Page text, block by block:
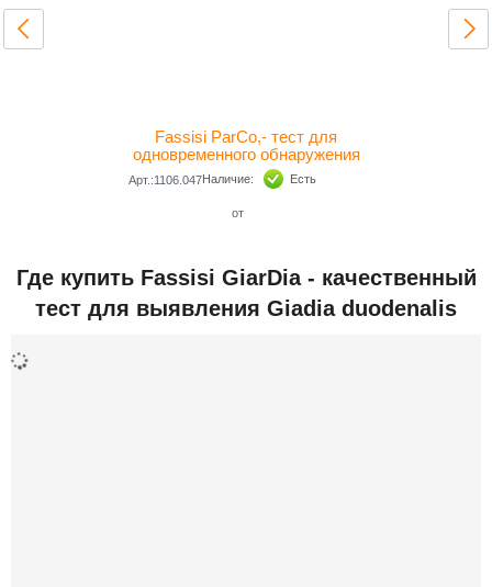
Fassisi ParCo,- тест для
одновременного обнаружения
парвовирусов (CPV / FPV) и
коронавирусов (CCV /
Арт.:1106.047Наличие: Есть
от
Где купить Fassisi GiarDia - качественный
тест для выявления Giadia duodenalis